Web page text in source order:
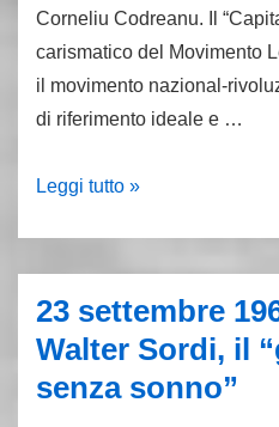
Corneliu Codreanu. Il
carismatico del Movimento
il movimento nazional-
di riferimento ideale e …
30
regime
romeno
assassina
Leggi tutto »
23 settembre
Walter Sordi, il
senza sonno”